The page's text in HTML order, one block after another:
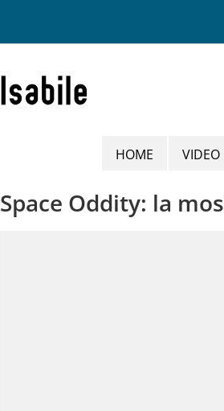
HOME VIDEO
Space Oddity: la